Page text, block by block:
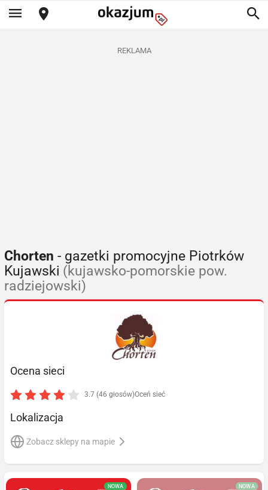
REKLAMA
Chorten - gazetki promocyjne Piotrków
Kujawski (kujawsko-pomorskie pow.
radziejowski)
Ocena sieci
3.7 (46 głosów)Oceń sieć
Lokalizacja
Zobacz sklepy na mapie
NOWA NOWA